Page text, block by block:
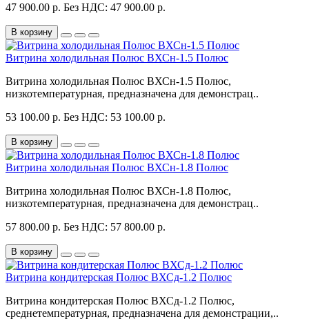
47 900.00 р. Без НДС: 47 900.00 р.
В корзину
Витрина холодильная Полюс ВХСн-1.5 Полюс
Витрина холодильная Полюс ВХСн-1.5 Полюс,
низкотемпературная, предназначена для демонстрац..
53 100.00 р. Без НДС: 53 100.00 р.
В корзину
Витрина холодильная Полюс ВХСн-1.8 Полюс
Витрина холодильная Полюс ВХСн-1.8 Полюс,
низкотемпературная, предназначена для демонстрац..
57 800.00 р. Без НДС: 57 800.00 р.
В корзину
Витрина кондитерская Полюс ВХСд-1.2 Полюс
Витрина кондитерская Полюс ВХСд-1.2 Полюс,
среднетемпературная, предназначена для демонстрации,..